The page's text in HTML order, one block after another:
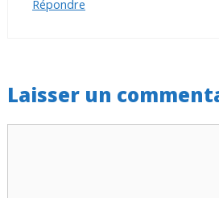
Répondre
Laisser un